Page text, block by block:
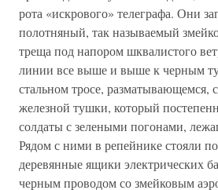
рота «искрового» телеграфа. Они
полотняный, так называемый
треща под напором шквалистого
линии все выше и выше к черным
стальном тросе, разматывающемся,
железной тушки, который
солдаты с зелеными погонами,
Рядом с ними в репейнике стояли
деревянные ящики электрических
черным проводом со змейковым